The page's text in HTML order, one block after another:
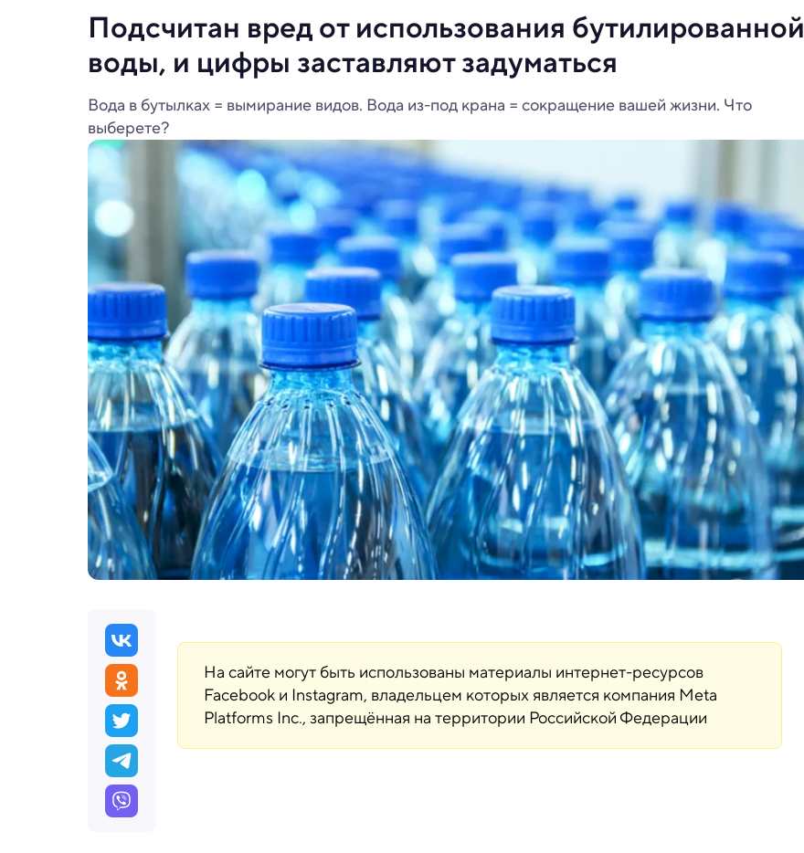
Подсчитан вред от использования бутилированной
воды, и цифры заставляют задуматься
Вода в бутылках = вымирание видов. Вода из-под крана = сокращение вашей жизни. Что
выберете?
На сайте могут быть использованы материалы интернет-ресурсов
Facebook и Instagram, владельцем которых является компания Meta
Platforms Inc., запрещённая на территории Российской Федерации